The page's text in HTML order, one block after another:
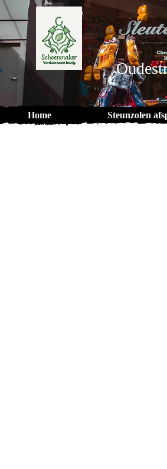
Home Steunzolen